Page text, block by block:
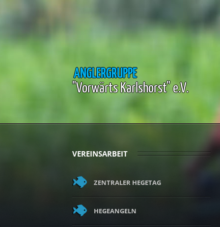
ANGLERGRUPPE
"Vorwärts Karlshorst" e.V.
VEREINSARBEIT
ZENTRALER HEGETAG
HEGEANGELN